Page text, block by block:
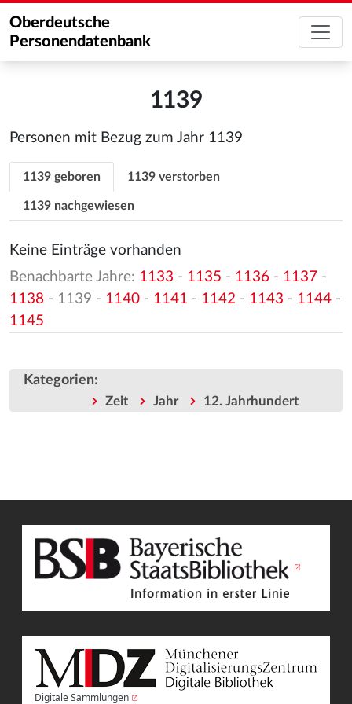
Oberdeutsche
Personendatenbank
1139
Personen mit Bezug zum Jahr 1139
1139 geboren 1139 verstorben
1139 nachgewiesen
Keine Einträge vorhanden
Benachbarte Jahre: 1133 - 1135 - 1136 - 1137 -
1138 - 1139 - 1140 - 1141 - 1142 - 1143 - 1144 -
1145
Kategorien:
Zeit Jahr 12. Jahrhundert
Digitale Sammlungen